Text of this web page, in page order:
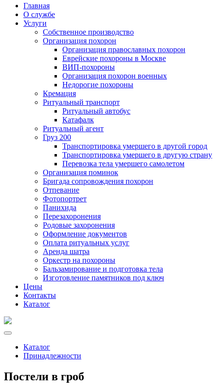
Главная
О службе
Услуги
Собственное производство
Организация похорон
Организация православных похорон
Еврейские похороны в Москве
ВИП-похороны
Организация похорон военных
Недорогие похороны
Кремация
Ритуальный транспорт
Ритуальный автобус
Катафалк
Ритуальный агент
Груз 200
Транспортировка умершего в другой город
Транспортировка умершего в другую страну
Перевозка тела умершего самолетом
Организация поминок
Бригада сопровождения похорон
Отпевание
Фотопортрет
Панихида
Перезахоронения
Родовые захоронения
Оформление документов
Оплата ритуальных услуг
Аренда шатра
Оркестр на похороны
Бальзамирование и подготовка тела
Изготовление памятников под ключ
Цены
Контакты
Каталог
Каталог
Принадлежности
Постели в гроб